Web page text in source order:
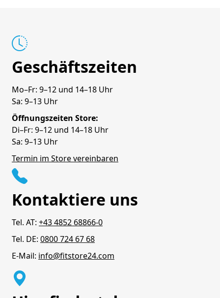
Geschäftszeiten
Mo–Fr: 9–12 und 14–18 Uhr
Sa: 9–13 Uhr
Öffnungszeiten Store:
Di–Fr: 9–12 und 14–18 Uhr
Sa: 9–13 Uhr
Termin im Store vereinbaren
Kontaktiere uns
Tel. AT: +43 4852 68866-0
Tel. DE: 0800 724 67 68
E-Mail: info@fitstore24.com